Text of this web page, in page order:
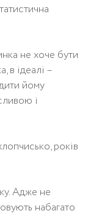
не хоче бути
в ідеалі –
йому
і
років
Адже не
набагато